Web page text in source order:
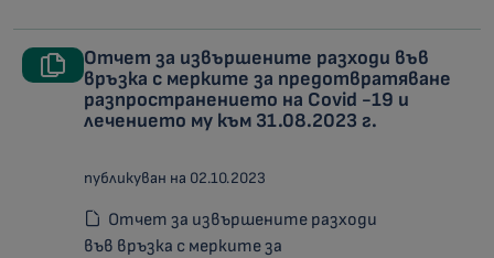
Отчет за извършените разходи във
връзка с мерките за предотвратяване
разпространението на Covid -19 и
лечението му към 31.08.2023 г.
публикуван на 02.10.2023
Отчет за извършените разходи
във връзка с мерките за